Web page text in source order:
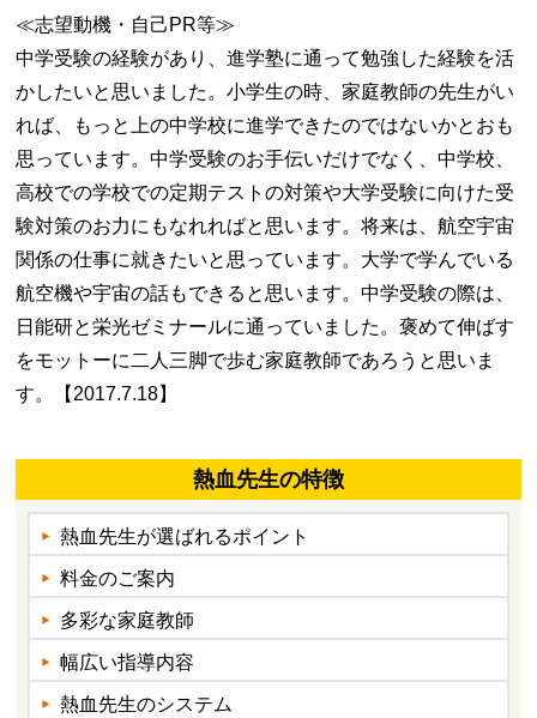
≪志望動機・自己PR等≫
中学受験の経験があり、進学塾に通って勉強した経験を活
かしたいと思いました。小学生の時、家庭教師の先生がい
れば、もっと上の中学校に進学できたのではないかとおも
思っています。中学受験のお手伝いだけでなく、中学校、
高校での学校での定期テストの対策や大学受験に向けた受
験対策のお力にもなれればと思います。将来は、航空宇宙
関係の仕事に就きたいと思っています。大学で学んでいる
航空機や宇宙の話もできると思います。中学受験の際は、
日能研と栄光ゼミナールに通っていました。褒めて伸ばす
をモットーに二人三脚で歩む家庭教師であろうと思いま
す。【2017.7.18】
熱血先生の特徴
熱血先生が選ばれるポイント
料金のご案内
多彩な家庭教師
幅広い指導内容
熱血先生のシステム